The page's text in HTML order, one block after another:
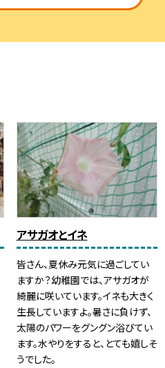
アサガオとイネ
皆さん、夏休み元気に過ごしてい
ますか？幼稚園では、アサガオが
綺麗に咲いています。イネも大きく
生長していますよ。暑さに負けず、
太陽のパワーをグングン浴びてい
ます。水やりをすると、とても嬉しそ
うでした。